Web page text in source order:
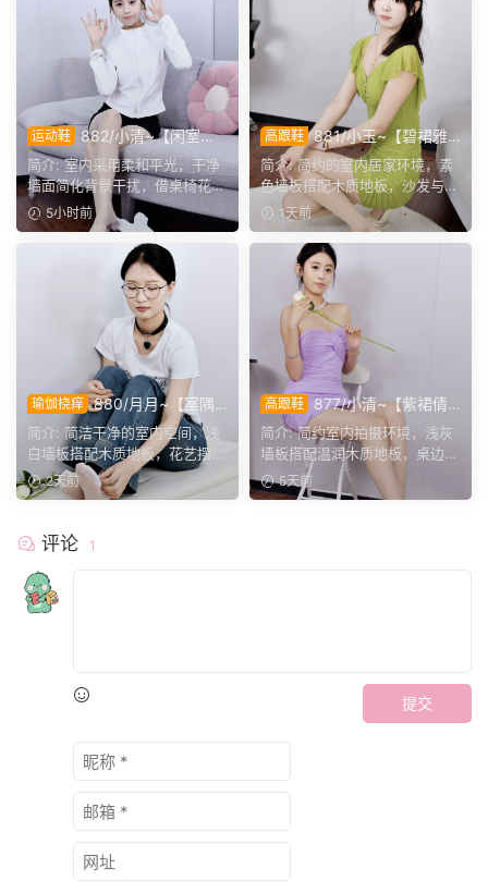
运动鞋
882/小清~【闲室倩
影】素室柔光映穿搭，多样姿
态演绎清爽休闲格调。
简介: 室内采用柔和平光，干净
墙面简化背景干扰，借桌椅花艺
丰富画面层次。兼顾全...
5小时前
高跟鞋 881/小玉~【碧裙雅
姿】一室柔光衬绿裙，错落姿
态尽显温婉格调。
简介: 简约的室内居家环境，素
色墙板搭配木质地板，沙发与办
公椅丰富场景层次。小...
1天前
瑜伽挠痒 880/月月~【室隅
姿影】雅室定格多样姿态，记
录鞋袜与肢体的百态呈现。
简介: 简洁干净的室内空间，浅
白墙板搭配木质地板，花艺摆件
点缀场景。月月身着白...
2天前
高跟鞋 877/小清~【紫裙倩
影】紫裙衬温婉，轻咳敛神
态，步履尽显优雅格调。
简介: 简约室内拍摄环境，浅灰
墙板搭配温润木质地板，桌边鲜
花点缀空间氛围。小清...
5天前
评论 1
提交